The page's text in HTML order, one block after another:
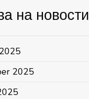
на новости
2025